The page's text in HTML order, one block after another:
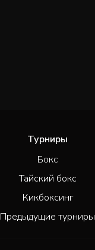
Турниры
Бокс
Тайский бокс
Кикбоксинг
Предыдущие турниры